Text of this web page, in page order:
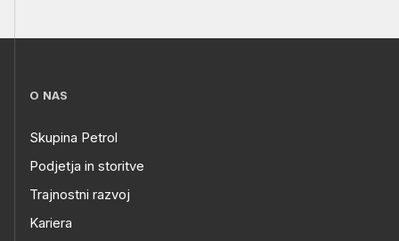
O NAS
Skupina Petrol
Podjetja in storitve
Trajnostni razvoj
Kariera